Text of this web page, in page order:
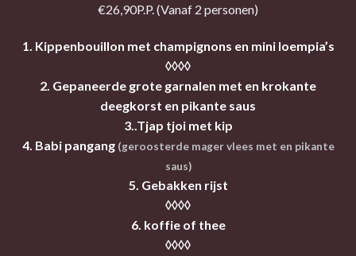
€26,90P.P. (Vanaf 2 personen)
1. Kippenbouillon met champignons en mini loempia’s
◊◊◊◊
2. Gepaneerde grote garnalen met en krokante
deegkorst en pikante saus
3..Tjap tjoi met kip
4. Babi pangang (geroosterde mager vlees met en pikante
saus)
5. Gebakken rijst
◊◊◊◊
6. koffie of thee
◊◊◊◊